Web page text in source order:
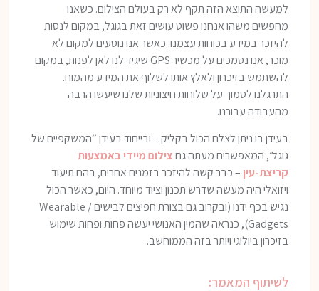
למעשה התוצא הזה תקף לא רק בעולם הצילום. כשאנו
מחפשים משהו אנחנו פשוט עושים זאת בגוגל, במקום לנסות
להיזכר במידע בכוחות עצמנו. כאשר אנו נוסעים למקום לא
מוכר, אנו נסמכים על מכשיר GPS שיגיד לנו לאן לפנות, במקום
להשתמש בזיכרון ולאלץ אותו לשלוף את המידע מהמוח.
התרגלנו לסמוך על שלוחות חיצוניות שלנו שיעשו הרבה
מהעבודה עבורנו.
בעידן בו ניתן לצלם הכול בקליק – ובייחוד בעידן “המשקפיים של
גוגל”, המאפשרים מעתה גםצילום מיידי באמצעות
קריצת-עין – כבר קשה להיזכר בזמנים אחרים, בהם תיעוד
ויזואלי היה מעשה שדרש תכנון וציוד מיוחד. היום, כאשר הכול
נגיש בכף ידנו (ובקרוב גם בצורת חפיצים לבישים / Wearable
Gadgets), כנראה שהמין האנושי יעשה פחות ופחות שימוש
בזיכרון ביולוגי ויותר בזה הממוחשב.
לשיתוף המאמר: